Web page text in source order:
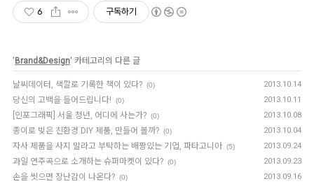
6 구독하기
' Brand&Design' 카테고리의 다른 글
날씨데이터, 색깔로 기록한 책이 있다? (0) 2013.10.14
당신의 고백을 들어드립니다! (0) 2013.10.11
[인포그래픽] 서울 청년, 어디에 사는가? (0) 2013.10.08
종이로 빚은 친환경 DIY 제품, 만들어 볼까? (0) 2013.10.04
자사 제품을 사지 말라고 부탁하는 배짱있는 기업, 파타고니아 (5) 2013.09.24
과일 연주곡으로 소개하는 슈퍼마켓이 있다? (0) 2013.09.23
손을 씻으면 장난감이 나온다? (0) 2013.09.16